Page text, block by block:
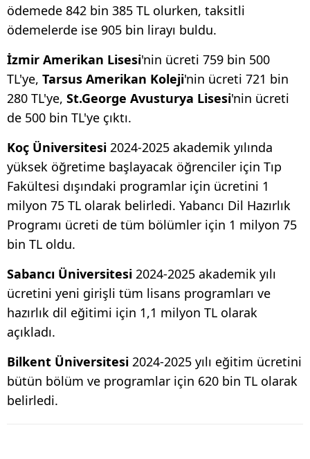
ödemede 842 bin 385 TL olurken, taksitli
ödemelerde ise 905 bin lirayı buldu.
İzmir Amerikan Lisesi'nin ücreti 759 bin 500
TL'ye, Tarsus Amerikan Koleji'nin ücreti 721 bin
280 TL'ye, St.George Avusturya Lisesi'nin ücreti
de 500 bin TL'ye çıktı.
Koç Üniversitesi 2024-2025 akademik yılında
yüksek öğretime başlayacak öğrenciler için Tıp
Fakültesi dışındaki programlar için ücretini 1
milyon 75 TL olarak belirledi. Yabancı Dil Hazırlık
Programı ücreti de tüm bölümler için 1 milyon 75
bin TL oldu.
Sabancı Üniversitesi 2024-2025 akademik yılı
ücretini yeni girişli tüm lisans programları ve
hazırlık dil eğitimi için 1,1 milyon TL olarak
açıkladı.
Bilkent Üniversitesi 2024-2025 yılı eğitim ücretini
bütün bölüm ve programlar için 620 bin TL olarak
belirledi.